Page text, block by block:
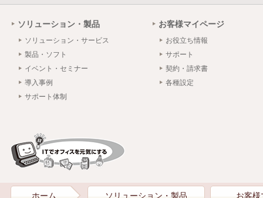
ソリューション・製品
ソリューション・サービス
製品・ソフト
イベント・セミナー
導入事例
サポート体制
お客様マイページ
お役立ち情報
サポート
契約・請求書
各種設定
ホーム ソリューション・製品 お客様